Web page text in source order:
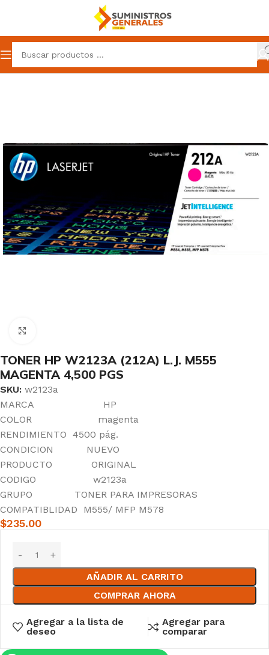
Inicio Suministros Toner
TONER HP W2123A (212A) L.J. M555
MAGENTA 4,500 PGS
SKU: w2123a
MARCA HP
COLOR magenta
RENDIMIENTO 4500 pág.
CONDICION NUEVO
PRODUCTO ORIGINAL
CODIGO w2123a
GRUPO TONER PARA IMPRESORAS
COMPATIBLIDAD M555/ MFP M578
$235.00
AÑADIR AL CARRITO
COMPRAR AHORA
Agregar a la lista de
deseo
Agregar para
comparar